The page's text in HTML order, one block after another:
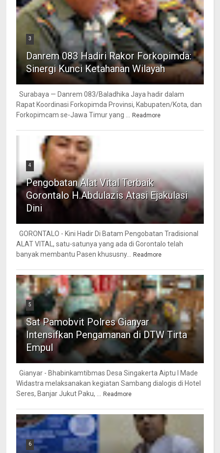
3
Danrem 083 Hadiri Rakor Forkopimda:
Sinergi Kunci Ketahanan Wilayah
Surabaya — Danrem 083/Baladhika Jaya hadir dalam
Rapat Koordinasi Forkopimda Provinsi, Kabupaten/Kota, dan
Forkopimcam se-Jawa Timur yang ... Readmore
4
Pengobatan Alat Vital Terbaik
Gorontalo H.Abdulazis Atasi Ejakulasi
Dini
GORONTALO - Kini Hadir Di Batam Pengobatan Tradisional
ALAT VITAL, satu-satunya yang ada di Gorontalo telah
banyak membantu Pasen khususny... Readmore
5
Sat Pamobvit Polres Gianyar
Intensifkan Pengamanan di DTW Tirta
Empul
Gianyar - Bhabinkamtibmas Desa Singakerta Aiptu I Made
Widastra melaksanakan kegiatan Sambang dialogis di Hotel
Seres, Banjar Jukut Paku, ... Readmore
6